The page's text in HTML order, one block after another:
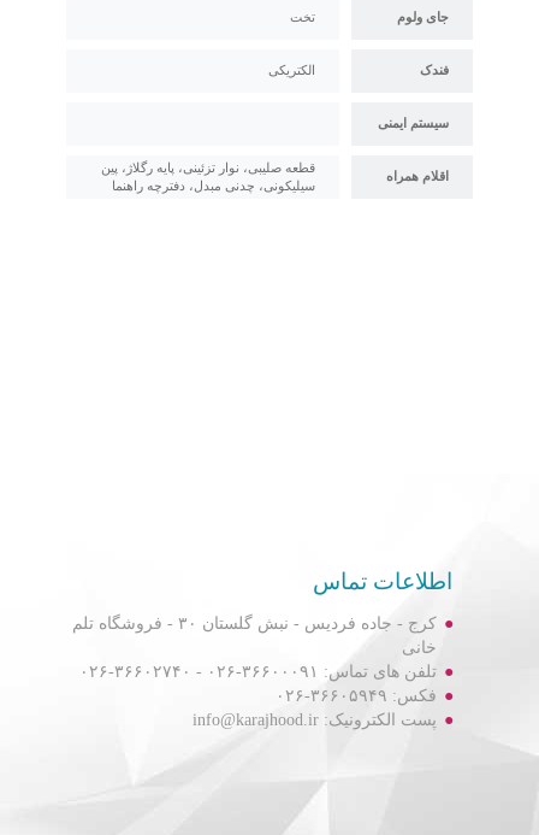
جای ولوم تخت
فندک الکتریکی
سیستم ایمنی
اقلام همراه
قطعه صلیبی، نوار تزئینی، پایه رگلاژ، پین
سیلیکونی، چدنی مبدل، دفترچه راهنما
اطلاعات تماس
کرج - جاده فردیس - نبش گلستان ۳۰ - فروشگاه تلم
خانی
تلفن های تماس: ۳۶۶۰۰۰۹۱-۰۲۶ - ۳۶۶۰۲۷۴۰-۰۲۶
فکس: ۳۶۶۰۵۹۴۹-۰۲۶
پست الکترونیک: info@karajhood.ir